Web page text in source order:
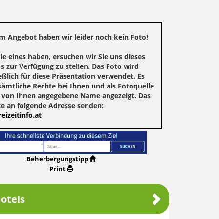
Angebot haben wir leider noch kein Foto!
eines haben, ersuchen wir Sie uns dieses
zur Verfügung zu stellen. Das Foto wird
für diese Präsentation verwendet. Es
Rechte bei Ihnen und als Fotoquelle
Ihnen angegebene Name angezeigt. Das
an folgende Adresse senden:
Beherbergungstipp
Print